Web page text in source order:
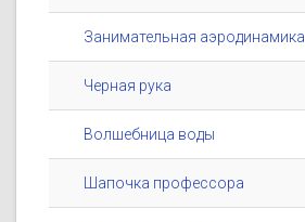
Занимательная аэродинамика
Черная рука
Волшебница воды
Шапочка профессора